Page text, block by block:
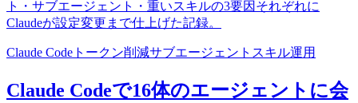
ト・サブエージェント・重いスキルの3要因それぞれに
Claudeが設定変更まで仕上げた記録。
Claude Code トークン削減サブエージェント スキル運用
Claude Codeで16体のエージェントに会